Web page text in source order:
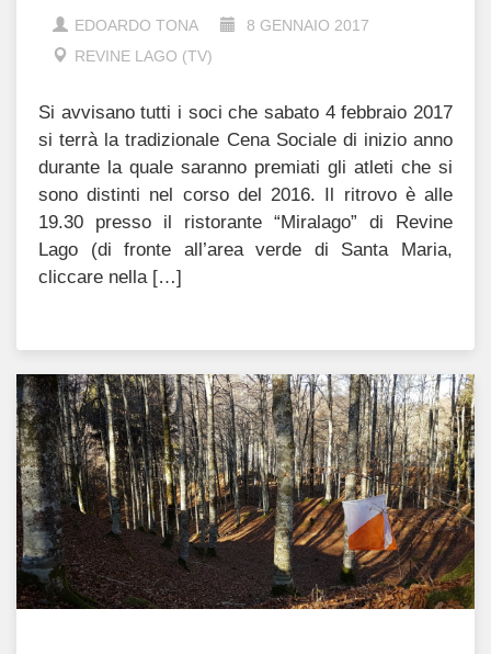
EDOARDO TONA
8 GENNAIO 2017
REVINE LAGO (TV)
Si avvisano tutti i soci che sabato 4 febbraio 2017
si terrà la tradizionale Cena Sociale di inizio anno
durante la quale saranno premiati gli atleti che si
sono distinti nel corso del 2016. Il ritrovo è alle
19.30 presso il ristorante “Miralago” di Revine
Lago (di fronte all’area verde di Santa Maria,
cliccare nella […]